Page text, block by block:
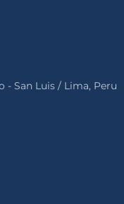
- San Luis / Lima, Peru